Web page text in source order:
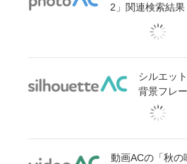
2」関連検索結果
シルエッ
背景フレ
動画ACの「秋の